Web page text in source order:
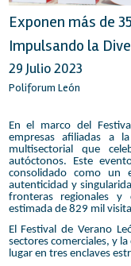
Exponen más de
Impulsando la
29 Julio 2023
Poliforum León
En el marco del
empresas afiliadas a
multisectorial que
autóctonos. Este
consolidado como un
autenticidad y
fronteras regionales y
estimada de 829 mil
El Festival de Verano
sectores comerciales, y
lugar en tres enclaves